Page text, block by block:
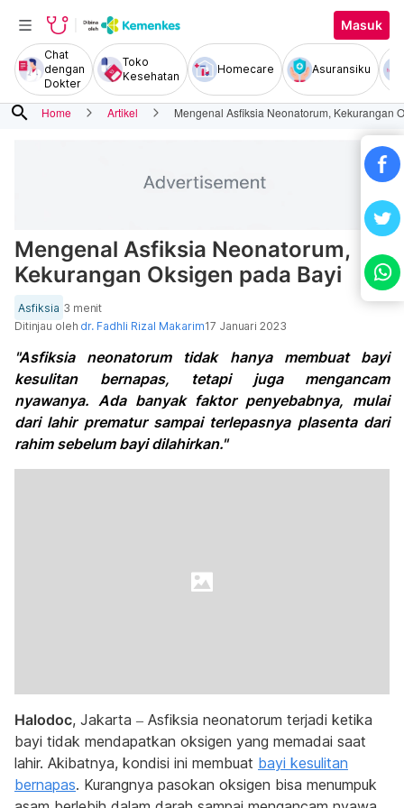
Masuk
Chat
dengan
Dokter
Toko
Kesehatan
Homecare Asuransiku
search Home Artikel Mengenal Asfiksia Neonatorum, Kekurangan
Mengenal Asfiksia Neonatorum,
Kekurangan Oksigen pada Bayi
Asfiksia 3 menit
Ditinjau oleh dr. Fadhli Rizal Makarim17 Januari 2023
"Asfiksia neonatorum tidak hanya membuat bayi
kesulitan bernapas, tetapi juga mengancam
nyawanya. Ada banyak faktor penyebabnya, mulai
dari lahir prematur sampai terlepasnya plasenta dari
rahim sebelum bayi dilahirkan."
Halodoc, Jakarta – Asfiksia neonatorum terjadi ketika
bayi tidak mendapatkan oksigen yang memadai saat
lahir. Akibatnya, kondisi ini membuat bayi kesulitan
bernapas. Kurangnya pasokan oksigen bisa menumpuk